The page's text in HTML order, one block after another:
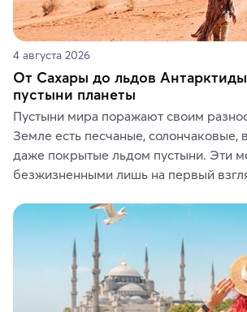
4 августа 2026
От Сахары до льдов
пустыни планеты
Пустыни мира поражают своим
Земле есть песчаные, солончаковые,
даже покрытые льдом пустыни. Эти
безжизненными лишь на первый
животные и маршруты, которые дарят
ярких впечатлений от путешествий.